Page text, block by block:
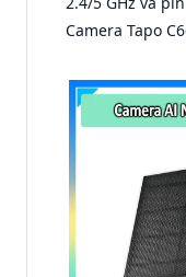
Camera Tapo
hiện người,
microSD tối đa